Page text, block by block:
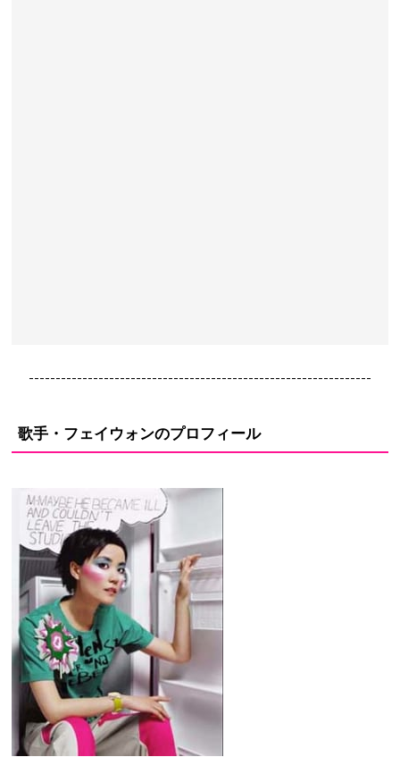
----------------------------------------------------------------
歌手・フェイウォンのプロフィール